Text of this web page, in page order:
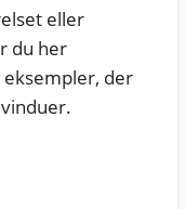
eller
du her
der